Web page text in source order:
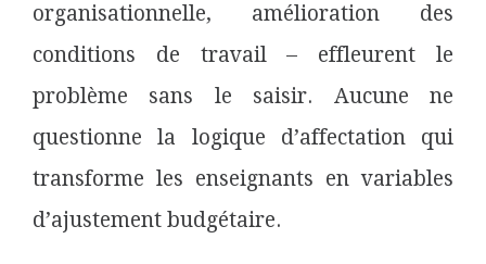
organisationnelle, amélioration des
conditions de travail – effleurent le
problème sans le saisir. Aucune ne
questionne la logique d’affectation qui
transforme les enseignants en variables
d’ajustement budgétaire.